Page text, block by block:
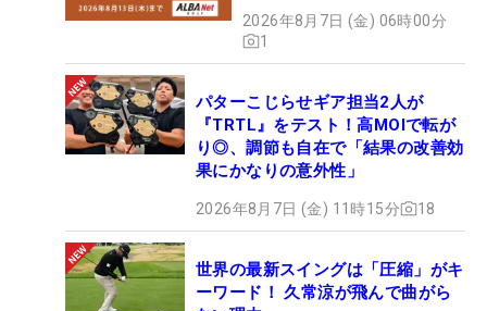
2026年8月7日 (金) 06時00分
1
パターこじらせギア担当2人が
『TRTL』をテスト！高MOIで転が
り◎、調節も自在で「結果の改善効
果にかなりの意外性」
2026年8月7日 (金) 11時15分 18
世界の最新スイングは「圧縮」がキ
ーワード！ 久常涼が飛んで曲がら